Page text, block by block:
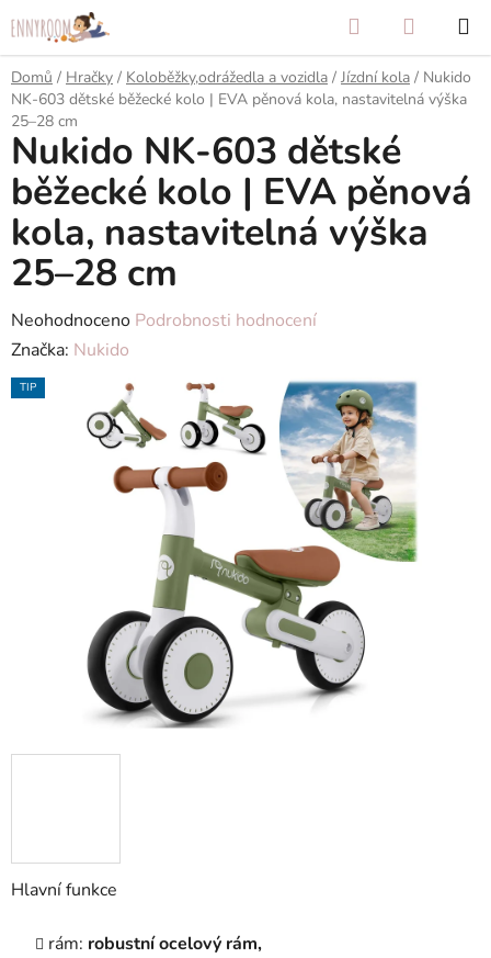
na
obsah
Hledat
KOŠÍK
Domů / Hračky / Koloběžky,odrážedla a vozidla / Jízdní kola / Nukido
NK-603 dětské běžecké kolo | EVA pěnová kola, nastavitelná výška
25–28 cm
Hlavní funkce
rám: robustní ocelový rám,
Nukido NK-603 dětské
běžecké kolo | EVA pěnová
kola, nastavitelná výška
25–28 cm
Průměrné
hodnocení
produktu
Neohodnoceno Podrobnosti hodnocení
Značka: Nukido
TIP